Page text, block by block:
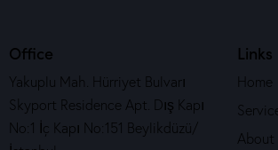
Office
Yakuplu Mah. Hürriyet Bulvarı
Skyport Residence Apt. Dış Kapı
No:1 İç Kapı No:151 Beylikdüzü/
Links
Home
About